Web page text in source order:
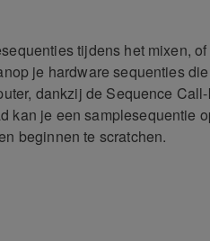
tijdens het mixen,
je hardware sequenties
dankzij de Sequence
kan je een samplesequentie
beginnen te scratchen.